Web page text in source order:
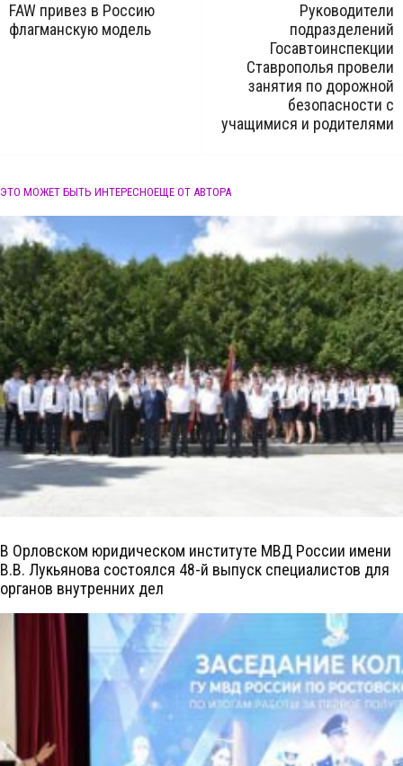
FAW привез в Россию
флагманскую модель
Руководители
подразделений
Госавтоинспекции
Ставрополья провели
занятия по дорожной
безопасности с
учащимися и родителями
ЭТО МОЖЕТ БЫТЬ ИНТЕРЕСНОЕЩЕ ОТ АВТОРА
В Орловском юридическом институте МВД России имени
В.В. Лукьянова состоялся 48-й выпуск специалистов для
органов внутренних дел